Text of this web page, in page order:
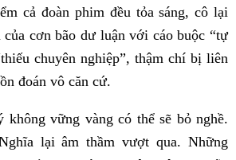
cả đoàn phim đều tỏa sáng, cô lại
cơn bão dư luận với cáo buộc “tự
chuyên nghiệp”, thậm chí bị liên
đoán vô căn cứ.
vững vàng có thể sẽ bỏ nghề.
lại âm thầm vượt qua. Những